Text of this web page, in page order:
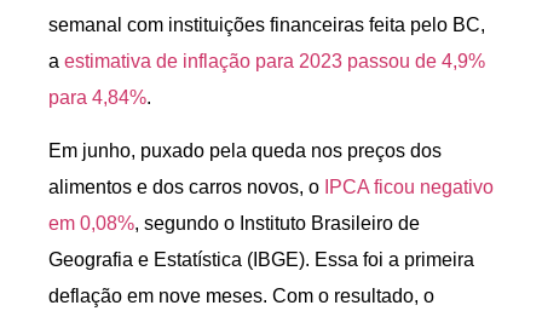
semanal com instituições financeiras feita pelo BC,
a estimativa de inflação para 2023 passou de 4,9%
para 4,84%.
Em junho, puxado pela queda nos preços dos
alimentos e dos carros novos, o IPCA ficou negativo
em 0,08%, segundo o Instituto Brasileiro de
Geografia e Estatística (IBGE). Essa foi a primeira
deflação em nove meses. Com o resultado, o